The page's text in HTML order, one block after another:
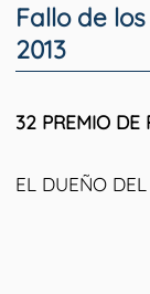
Fallo de
2013
32 PREMIO DE
EL DUEÑO